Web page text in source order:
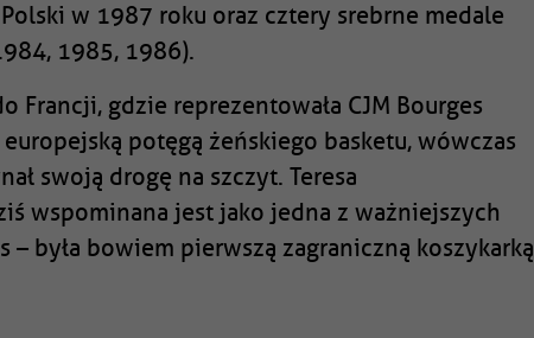
w 1987 roku oraz cztery srebrne medale
1985, 1986).
Francji, gdzie reprezentowała CJM Bourges
potęgą żeńskiego basketu, wówczas
swoją drogę na szczyt. Teresa
wspominana jest jako jedna z ważniejszych
była bowiem pierwszą zagraniczną koszykarką